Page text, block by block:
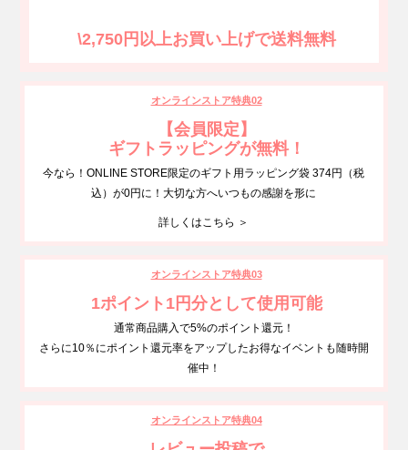
\2,750円以上お買い上げで送料無料
オンラインストア特典02
【会員限定】
ギフトラッピングが無料！
今なら！ONLINE STORE限定のギフト用ラッピング袋 374円（税
込）が0円に！大切な方へいつもの感謝を形に
詳しくはこちら ＞
オンラインストア特典03
1ポイント1円分として使用可能
通常商品購入で5%のポイント還元！
さらに10％にポイント還元率をアップしたお得なイベントも随時開
催中！
オンラインストア特典04